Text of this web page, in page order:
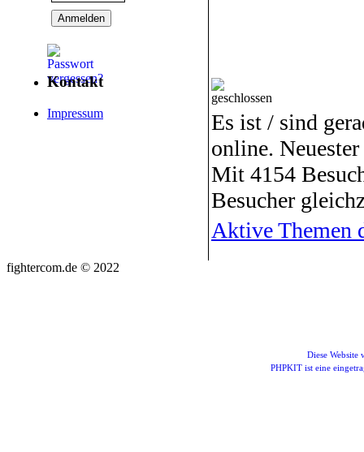
Kontakt
Impressum
Es ist / sind
online.
Mit 4154
Besucher
Aktive Themen
fightercom.de © 2022
Diese Website
PHPKIT ist eine